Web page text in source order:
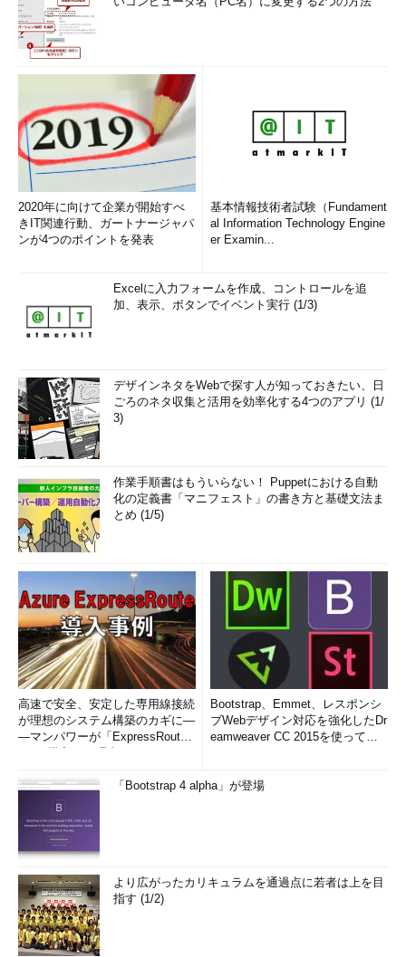
2020年に向けて企業が開始すべ
きIT関連行動、ガートナージャパ
ンが4つのポイントを発表
基本情報技術者試験（Fundament
al Information Technology Engine
er Examin...
Excelに入力フォームを作成、コントロールを追
加、表示、ボタンでイベント実行 (1/3)
デザインネタをWebで探す人が知っておきたい、日
ごろのネタ収集と活用を効率化する4つのアプリ (1/
3)
作業手順書はもういらない！ Puppetにおける自動
化の定義書「マニフェスト」の書き方と基礎文法ま
とめ (1/5)
高速で安全、安定した専用線接続
が理想のシステム構築のカギに―
―マンパワーが「ExpressRout
Bootstrap、Emmet、レスポンシ
ブWebデザイン対応を強化したDr
eamweaver CC 2015を使って
「Bootstrap 4 alpha」が登場
より広がったカリキュラムを通過点に若者は上を目
指す (1/2)